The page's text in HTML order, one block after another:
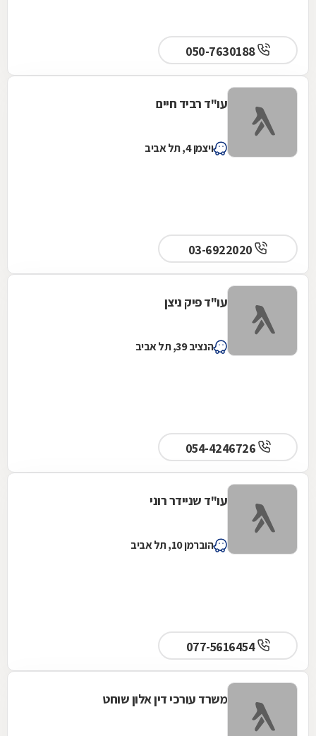
050-7630188
עו"ד רביד חיים
ויצמן 4, תל אביב
03-6922020
עו"ד פיק ניצן
הנציב 39, תל אביב
עו"ד שניידר רוני
הוברמן 10, תל אביב
077-5616454
משרד עורכי דין אלון שוחט